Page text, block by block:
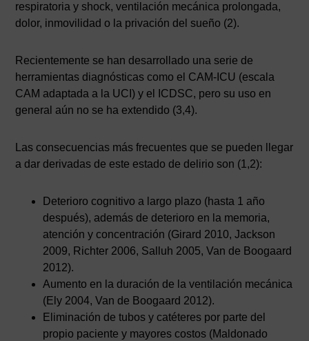
respiratoria y shock, ventilación mecánica prolongada,
dolor, inmovilidad o la privación del sueño (2).
Recientemente se han desarrollado una serie de
herramientas diagnósticas como el CAM-ICU (escala
CAM adaptada a la UCI) y el ICDSC, pero su uso en
general aún no se ha extendido (3,4).
Las consecuencias más frecuentes que se pueden llegar
a dar derivadas de este estado de delirio son (1,2):
Deterioro cognitivo a largo plazo (hasta 1 año
después), además de deterioro en la memoria,
atención y concentración (Girard 2010, Jackson
2009, Richter 2006, Salluh 2005, Van de Boogaard
2012).
Aumento en la duración de la ventilación mecánica
(Ely 2004, Van de Boogaard 2012).
Eliminación de tubos y catéteres por parte del
propio paciente y mayores costos (Maldonado